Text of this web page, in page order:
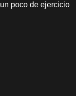
poco de ejercicio